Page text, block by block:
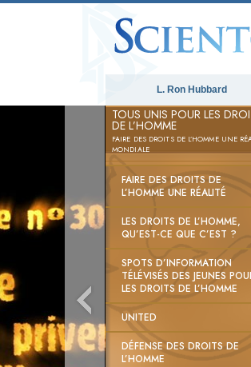
L. Ron Hubbard
TOUS UNIS POUR LES
DE L’HOMME
FAIRE DES DROITS DE L’HOMME UNE
MONDIALE
FAIRE DES DROITS DE
L’HOMME UNE RÉALITÉ
LES DROITS DE L’HOMME,
QU’EST-CE QUE C’EST ?
SPOTS D’INFORMATION
TÉLÉVISÉS DES JEUNES
LES DROITS DE L’HOMME
UNITED
DÉFENSE DES DROITS DE
L’HOMME